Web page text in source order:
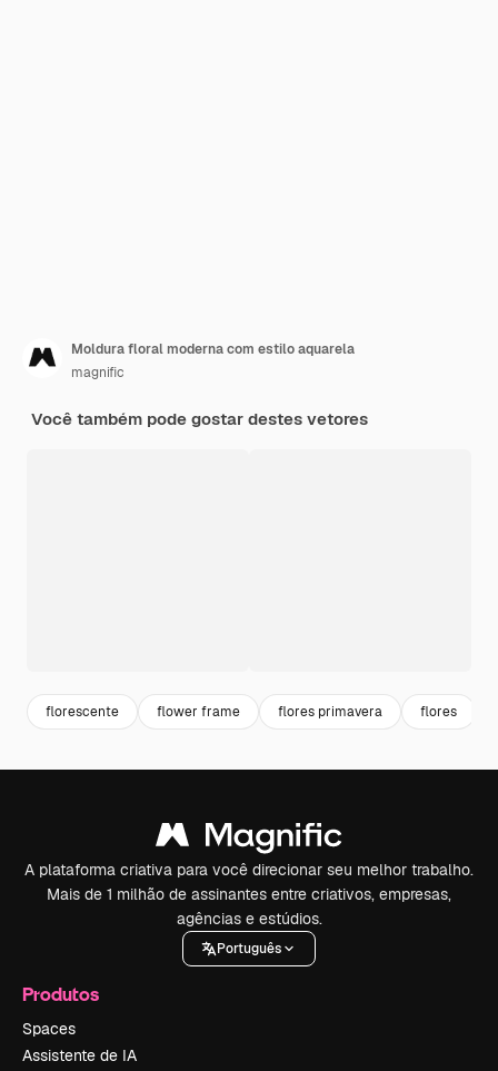
Moldura floral moderna com estilo aquarela
magnific
Você também pode gostar destes vetores
florescente flower frame flores primavera flores
A plataforma criativa para você direcionar seu melhor trabalho.
Mais de 1 milhão de assinantes entre criativos, empresas,
agências e estúdios.
Português
Produtos
Spaces
Assistente de IA